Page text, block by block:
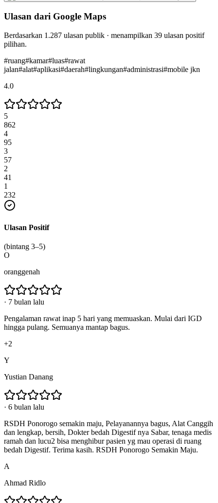
Ulasan dari Google Maps
Berdasarkan 1.287 ulasan publik · menampilkan 39 ulasan positif
pilihan.
#ruang#kamar#luas#rawat
jalan#alat#aplikasi#daerah#lingkungan#administrasi#mobile jkn
4.0
5
862
4
95
3
57
2
41
1
232
Ulasan Positif
(bintang 3–5)
O
oranggenah
· 7 bulan lalu
Pengalaman rawat inap 5 hari yang memuaskan. Mulai dari IGD
hingga pulang. Semuanya mantap bagus.
+2
Y
Yustian Danang
· 6 bulan lalu
RSDH Ponorogo semakin maju, Pelayanannya bagus, Alat Canggih
dan lengkap, bersih, Dokter bedah Digestif nya Sabar, tenaga medis
ramah dan lucu2 bisa menghibur pasien yg mau operasi di ruang
bedah Digestif. Terima kasih. RSDH Ponorogo Semakin Maju.
A
Ahmad Ridlo